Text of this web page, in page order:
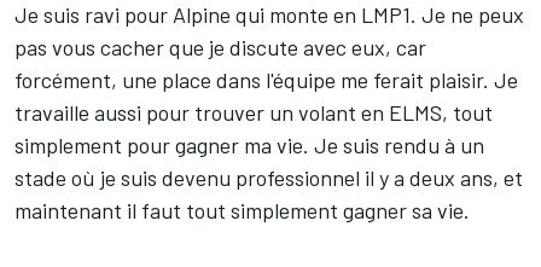
Je suis ravi pour Alpine qui monte en LMP1. Je ne peux
pas vous cacher que je discute avec eux, car
forcément, une place dans l'équipe me ferait plaisir. Je
travaille aussi pour trouver un volant en ELMS, tout
simplement pour gagner ma vie. Je suis rendu à un
stade où je suis devenu professionnel il y a deux ans, et
maintenant il faut tout simplement gagner sa vie.